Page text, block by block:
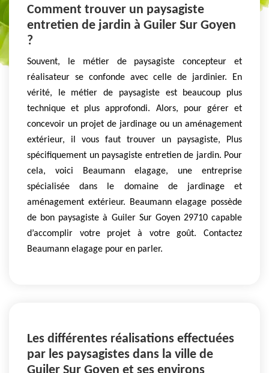
Comment trouver un paysagiste
entretien de jardin à Guiler Sur Goyen
?
Souvent, le métier de paysagiste concepteur et
réalisateur se confonde avec celle de jardinier. En
vérité, le métier de paysagiste est beaucoup plus
technique et plus approfondi. Alors, pour gérer et
concevoir un projet de jardinage ou un aménagement
extérieur, il vous faut trouver un paysagiste, Plus
spécifiquement un paysagiste entretien de jardin. Pour
cela, voici Beaumann elagage, une entreprise
spécialisée dans le domaine de jardinage et
aménagement extérieur. Beaumann elagage possède
de bon paysagiste à Guiler Sur Goyen 29710 capable
d’accomplir votre projet à votre goût. Contactez
Beaumann elagage pour en parler.
Les différentes réalisations effectuées
par les paysagistes dans la ville de